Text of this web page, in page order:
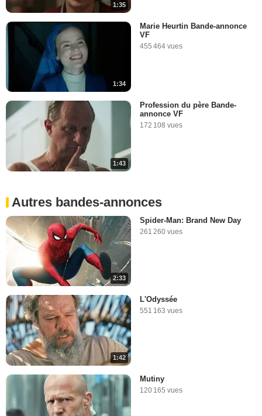
1:35
1:34
Marie Heurtin Bande-annonce
VF
455 464 vues
1:43
Profession du père Bande-
annonce VF
172 108 vues
Autres bandes-annonces
2:33
Spider-Man: Brand New Day
261 260 vues
1:42
L'Odyssée
551 163 vues
Mutiny
120 165 vues